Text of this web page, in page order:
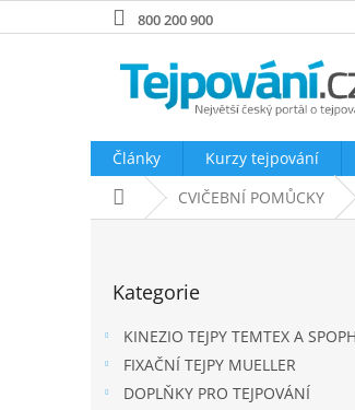
na
800 200 900
Články Kurzy tejpování
Domů CVIČEBNÍ POMŮCKY
kategorie
Kategorie
KINEZIO TEJPY TEMTEX A
FIXAČNÍ TEJPY MUELLER
DOPLŇKY PRO TEJPOVÁNÍ